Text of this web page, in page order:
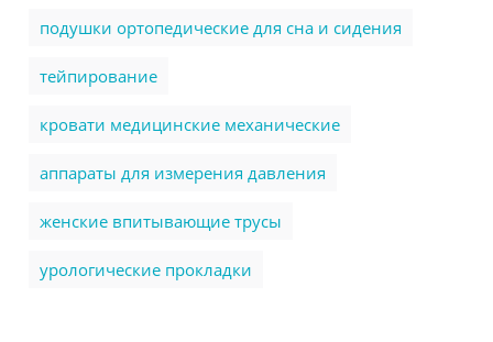
подушки ортопедические для сна и сидения
тейпирование
кровати медицинские механические
аппараты для измерения давления
женские впитывающие трусы
урологические прокладки